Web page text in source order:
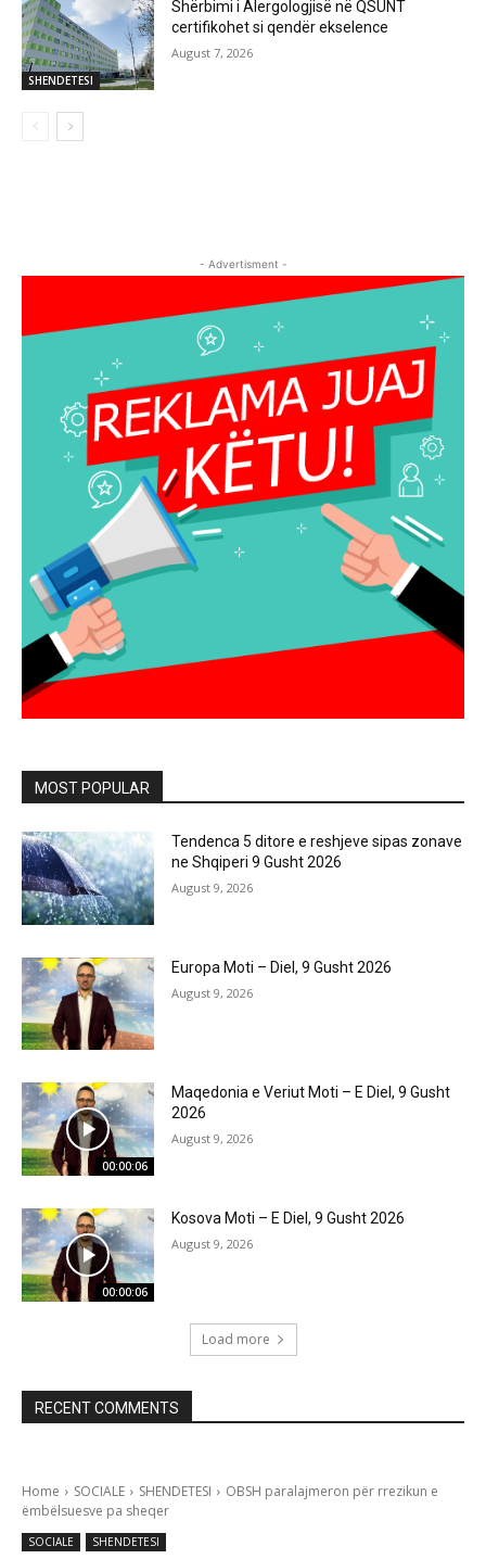
SHENDETESI
Shërbimi i Alergologjisë në QSUNT
certifikohet si qendër ekselence
August 7, 2026
- Advertisment -
MOST POPULAR
Tendenca 5 ditore e reshjeve sipas zonave
ne Shqiperi 9 Gusht 2026
August 9, 2026
Europa Moti – Diel, 9 Gusht 2026
August 9, 2026
00:00:06
Maqedonia e Veriut Moti – E Diel, 9 Gusht
2026
August 9, 2026
00:00:06
Kosova Moti – E Diel, 9 Gusht 2026
August 9, 2026
Load more
RECENT COMMENTS